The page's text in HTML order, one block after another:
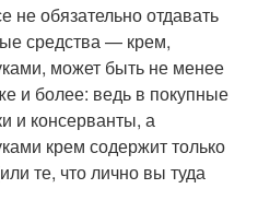
не обязательно отдавать
средства — крем,
может быть не менее
и более: ведь в покупные
и консерванты, а
крем содержит только
те, что лично вы туда